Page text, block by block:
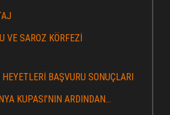
VE SAROZ KÖRFEZİ
BAŞVURU SONUÇLARI
KUPASI’NIN ARDINDAN…